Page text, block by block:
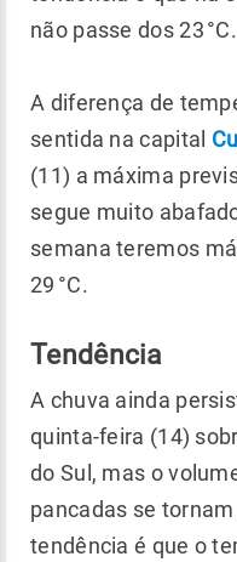
não passe dos 23 °C.
A diferença de
sentida na capital
(11) a máxima
segue muito
semana teremos
29 °C.
Tendência
A chuva ainda
quinta-feira (14)
do Sul, mas o
pancadas se
tendência é que o